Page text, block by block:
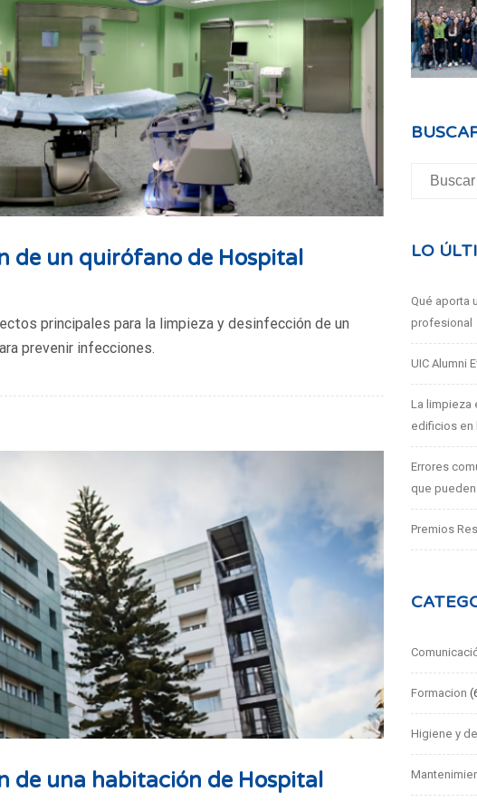
de un quirófano de Hospital
principales para la limpieza y desinfección de un
prevenir infecciones.
de una habitación de Hospital
LO
Qué aporta
profesional
UIC Alumni
La limpieza
edificios en
Errores
que
Premios
Formacion
Higiene y